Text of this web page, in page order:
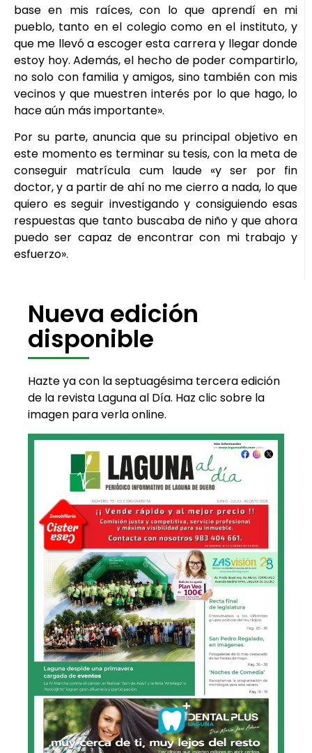
base en mis raíces, con lo que aprendí en mi
pueblo, tanto en el colegio como en el instituto, y
que me llevó a escoger esta carrera y llegar donde
estoy hoy. Además, el hecho de poder compartirlo,
no solo con familia y amigos, sino también con mis
vecinos y que muestren interés por lo que hago, lo
hace aún más importante».
Por su parte, anuncia que su principal objetivo en
este momento es terminar su tesis, con la meta de
conseguir matrícula cum laude «y ser por fin
doctor, y a partir de ahí no me cierro a nada, lo que
quiero es seguir investigando y consiguiendo esas
respuestas que tanto buscaba de niño y que ahora
puedo ser capaz de encontrar con mi trabajo y
esfuerzo».
Nueva edición
disponible
Hazte ya con la septuagésima tercera edición
de la revista Laguna al Día. Haz clic sobre la
imagen para verla online.